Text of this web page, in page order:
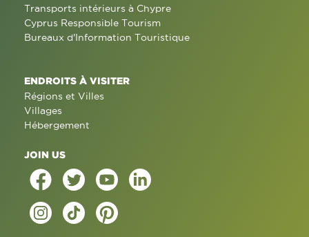
Transports intérieurs à Chypre
Cyprus Responsible Tourism
Bureaux d'Information Touristique
ENDROITS À VISITER
Régions et Villes
Villages
Hébergement
JOIN US